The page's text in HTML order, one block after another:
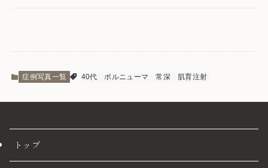
症例写真一覧 40代 ボルニューマ 常深 肌育注射
トップ